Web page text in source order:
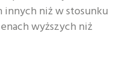
innych niż w stosunku
wyższych niż